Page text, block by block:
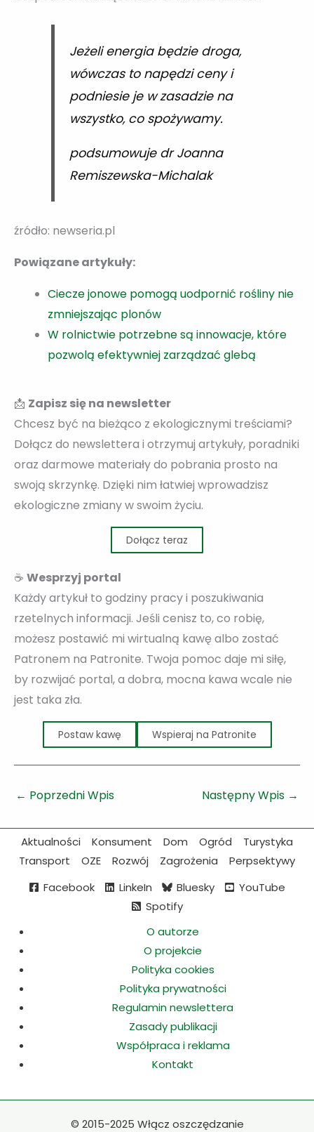
Jeżeli energia będzie droga,
wówczas to napędzi ceny i
podniesie je w zasadzie na
wszystko, co spożywamy.
podsumowuje dr Joanna
Remiszewska-Michalak
źródło: newseria.pl
Powiązane artykuły:
Ciecze jonowe pomogą uodpornić rośliny nie
zmniejszając plonów
W rolnictwie potrzebne są innowacje, które
pozwolą efektywniej zarządzać glebą
📩 Zapisz się na newsletter
Chcesz być na bieżąco z ekologicznymi treściami?
Dołącz do newslettera i otrzymuj artykuły, poradniki
oraz darmowe materiały do pobrania prosto na
swoją skrzynkę. Dzięki nim łatwiej wprowadzisz
ekologiczne zmiany w swoim życiu.
Dołącz teraz
☕ Wesprzyj portal
Każdy artykuł to godziny pracy i poszukiwania
rzetelnych informacji. Jeśli cenisz to, co robię,
możesz postawić mi wirtualną kawę albo zostać
Patronem na Patronite. Twoja pomoc daje mi siłę,
by rozwijać portal, a dobra, mocna kawa wcale nie
jest taka zła.
Postaw kawę Wspieraj na Patronite
← Poprzedni Wpis Następny Wpis →
Aktualności Konsument Dom Ogród
Turystyka
Transport
OZE Rozwój Zagrożenia
Perpsektywy
Facebook
LinkeIn Bluesky
YouTube
Spotify
O autorze
O projekcie
Polityka cookies
Polityka prywatności
Regulamin newslettera
Zasady publikacji
Współpraca i reklama
Kontakt
© 2015-2025 Włącz oszczędzanie